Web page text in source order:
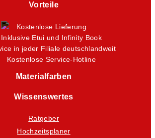
Vorteile
Kostenlose Lieferung
Inklusive Etui und Infinity Book
in jeder Filiale deutschlandweit
Kostenlose Service-Hotline
Materialfarben
Wissenswertes
Ratgeber
Hochzeitsplaner